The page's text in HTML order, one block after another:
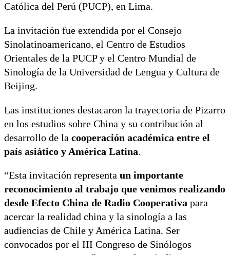
Católica del Perú (PUCP), en Lima.
La invitación fue extendida por el Consejo
Sinolatinoamericano, el Centro de Estudios
Orientales de la PUCP y el Centro Mundial de
Sinología de la Universidad de Lengua y Cultura de
Beijing.
Las instituciones destacaron la trayectoria de Pizarro
en los estudios sobre China y su contribución al
desarrollo de la cooperación académica entre el
país asiático y América Latina.
“Esta invitación representa un importante
reconocimiento al trabajo que venimos realizando
desde Efecto China de Radio Cooperativa para
acercar la realidad china y la sinología a las
audiencias de Chile y América Latina. Ser
convocados por el III Congreso de Sinólogos